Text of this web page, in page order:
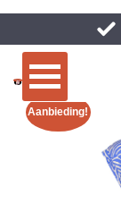
Aanbieding!